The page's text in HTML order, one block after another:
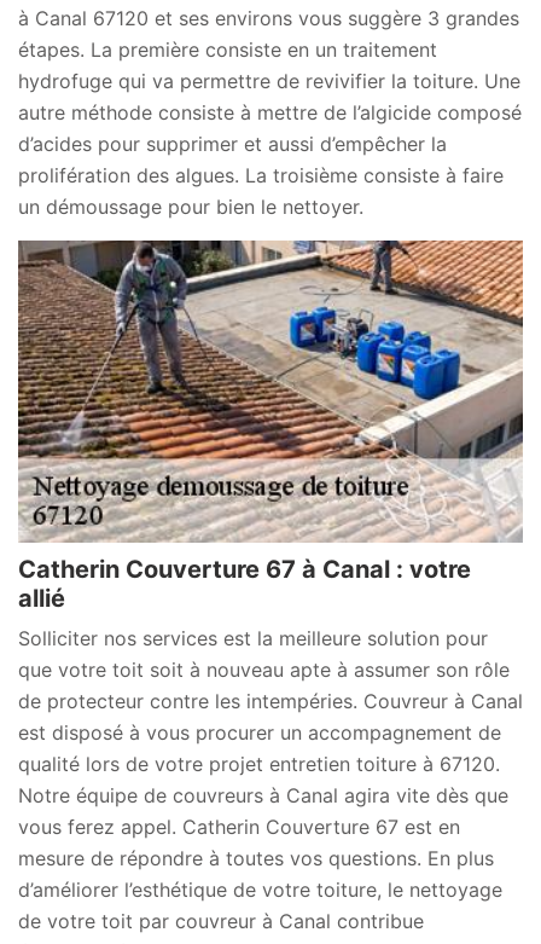
à Canal 67120 et ses environs vous suggère 3 grandes
étapes. La première consiste en un traitement
hydrofuge qui va permettre de revivifier la toiture. Une
autre méthode consiste à mettre de l’algicide composé
d’acides pour supprimer et aussi d’empêcher la
prolifération des algues. La troisième consiste à faire
un démoussage pour bien le nettoyer.
Catherin Couverture 67 à Canal : votre
allié
Solliciter nos services est la meilleure solution pour
que votre toit soit à nouveau apte à assumer son rôle
de protecteur contre les intempéries. Couvreur à Canal
est disposé à vous procurer un accompagnement de
qualité lors de votre projet entretien toiture à 67120.
Notre équipe de couvreurs à Canal agira vite dès que
vous ferez appel. Catherin Couverture 67 est en
mesure de répondre à toutes vos questions. En plus
d’améliorer l’esthétique de votre toiture, le nettoyage
de votre toit par couvreur à Canal contribue